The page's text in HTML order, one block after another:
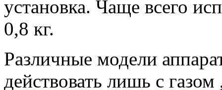
установка. Чаще всего
0,8 кг.
Различные модели
действовать лишь с